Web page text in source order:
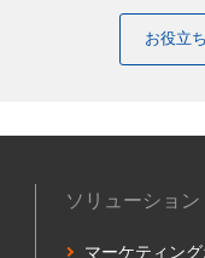
お役立
ソリューション
マーケティン